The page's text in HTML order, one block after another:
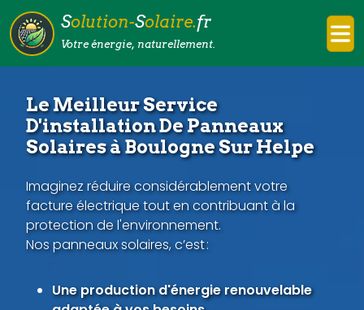
Solution-Solaire.fr
Votre énergie, naturellement.
Le Meilleur Service
D'installation De Panneaux
Solaires à Boulogne Sur Helpe
Imaginez réduire considérablement votre
facture électrique tout en contribuant à la
protection de l'environnement.
Nos panneaux solaires, c’est :
Une production d'énergie renouvelable